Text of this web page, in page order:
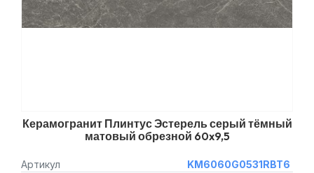
Керамогранит Плинтус Эстерель серый тёмный
матовый обрезной 60x9,5
Артикул
KM6060G0531RBT6